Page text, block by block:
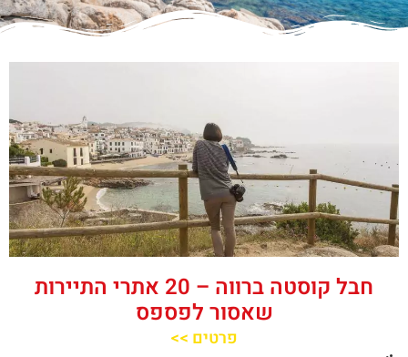
חבל קוסטה ברווה – 20 אתרי התיירות
שאסור לפספס
פרטים >>